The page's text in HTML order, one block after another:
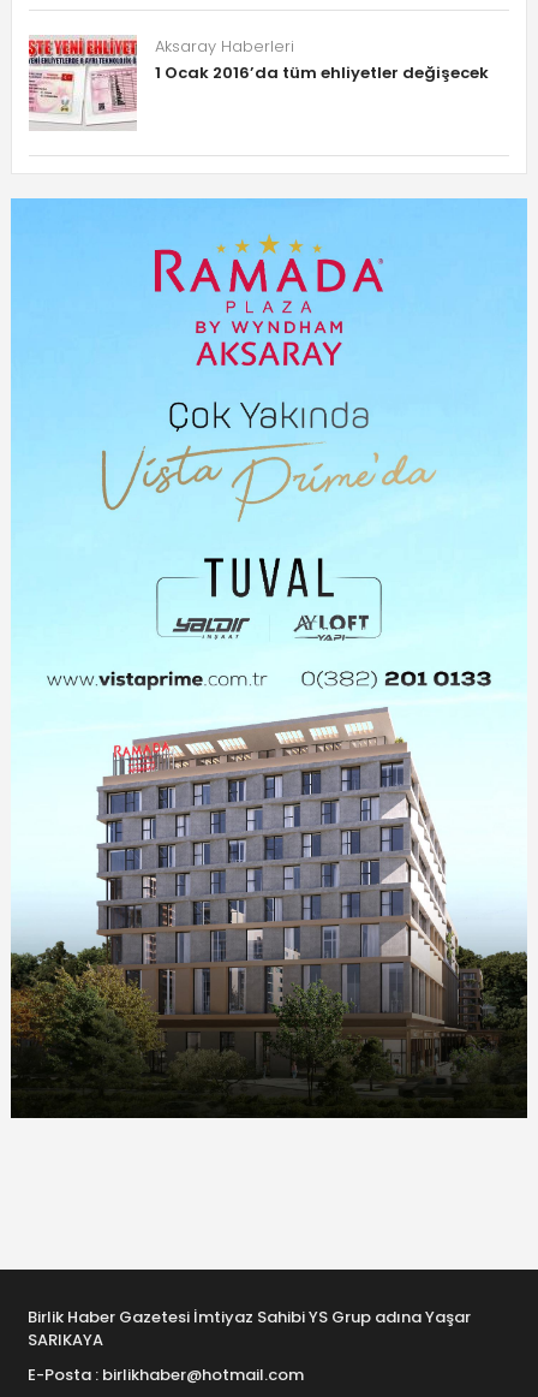
Aksaray Haberleri
1 Ocak 2016’da tüm ehliyetler değişecek
Birlik Haber Gazetesi İmtiyaz Sahibi YS Grup adına Yaşar
SARIKAYA
E-Posta : birlikhaber@hotmail.com